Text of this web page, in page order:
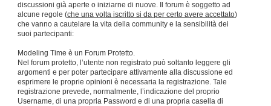
discussioni già aperte o iniziarne di nuove. Il forum è soggetto ad
alcune regole (che una volta iscritto si da per certo avere accettato)
che vanno a cautelare la vita della community e la sensibilità dei
suoi partecipanti:
Modeling Time è un Forum Protetto.
Nel forum protetto, l’utente non registrato può soltanto leggere gli
argomenti e per poter partecipare attivamente alla discussione ed
esprimere le proprie opinioni è necessaria la registrazione. Tale
registrazione prevede, normalmente, l’indicazione del proprio
Username, di una propria Password e di una propria casella di